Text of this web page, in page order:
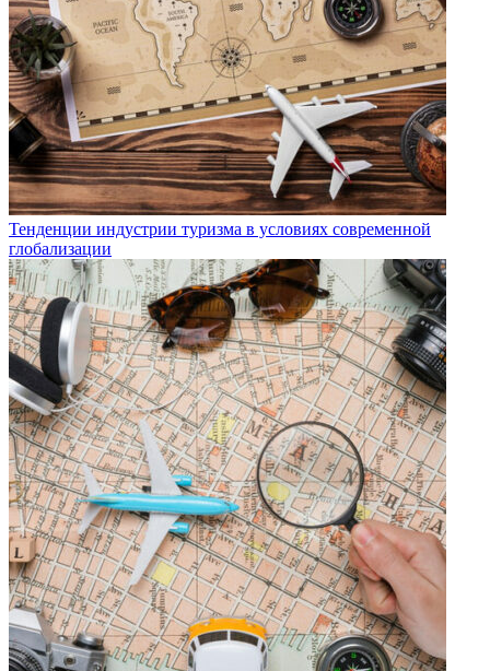
Тенденции индустрии туризма в условиях современной
глобализации